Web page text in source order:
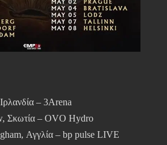
– 3Arena
Σκωτία – OVO Hydro
Αγγλία – bp pulse LIVE